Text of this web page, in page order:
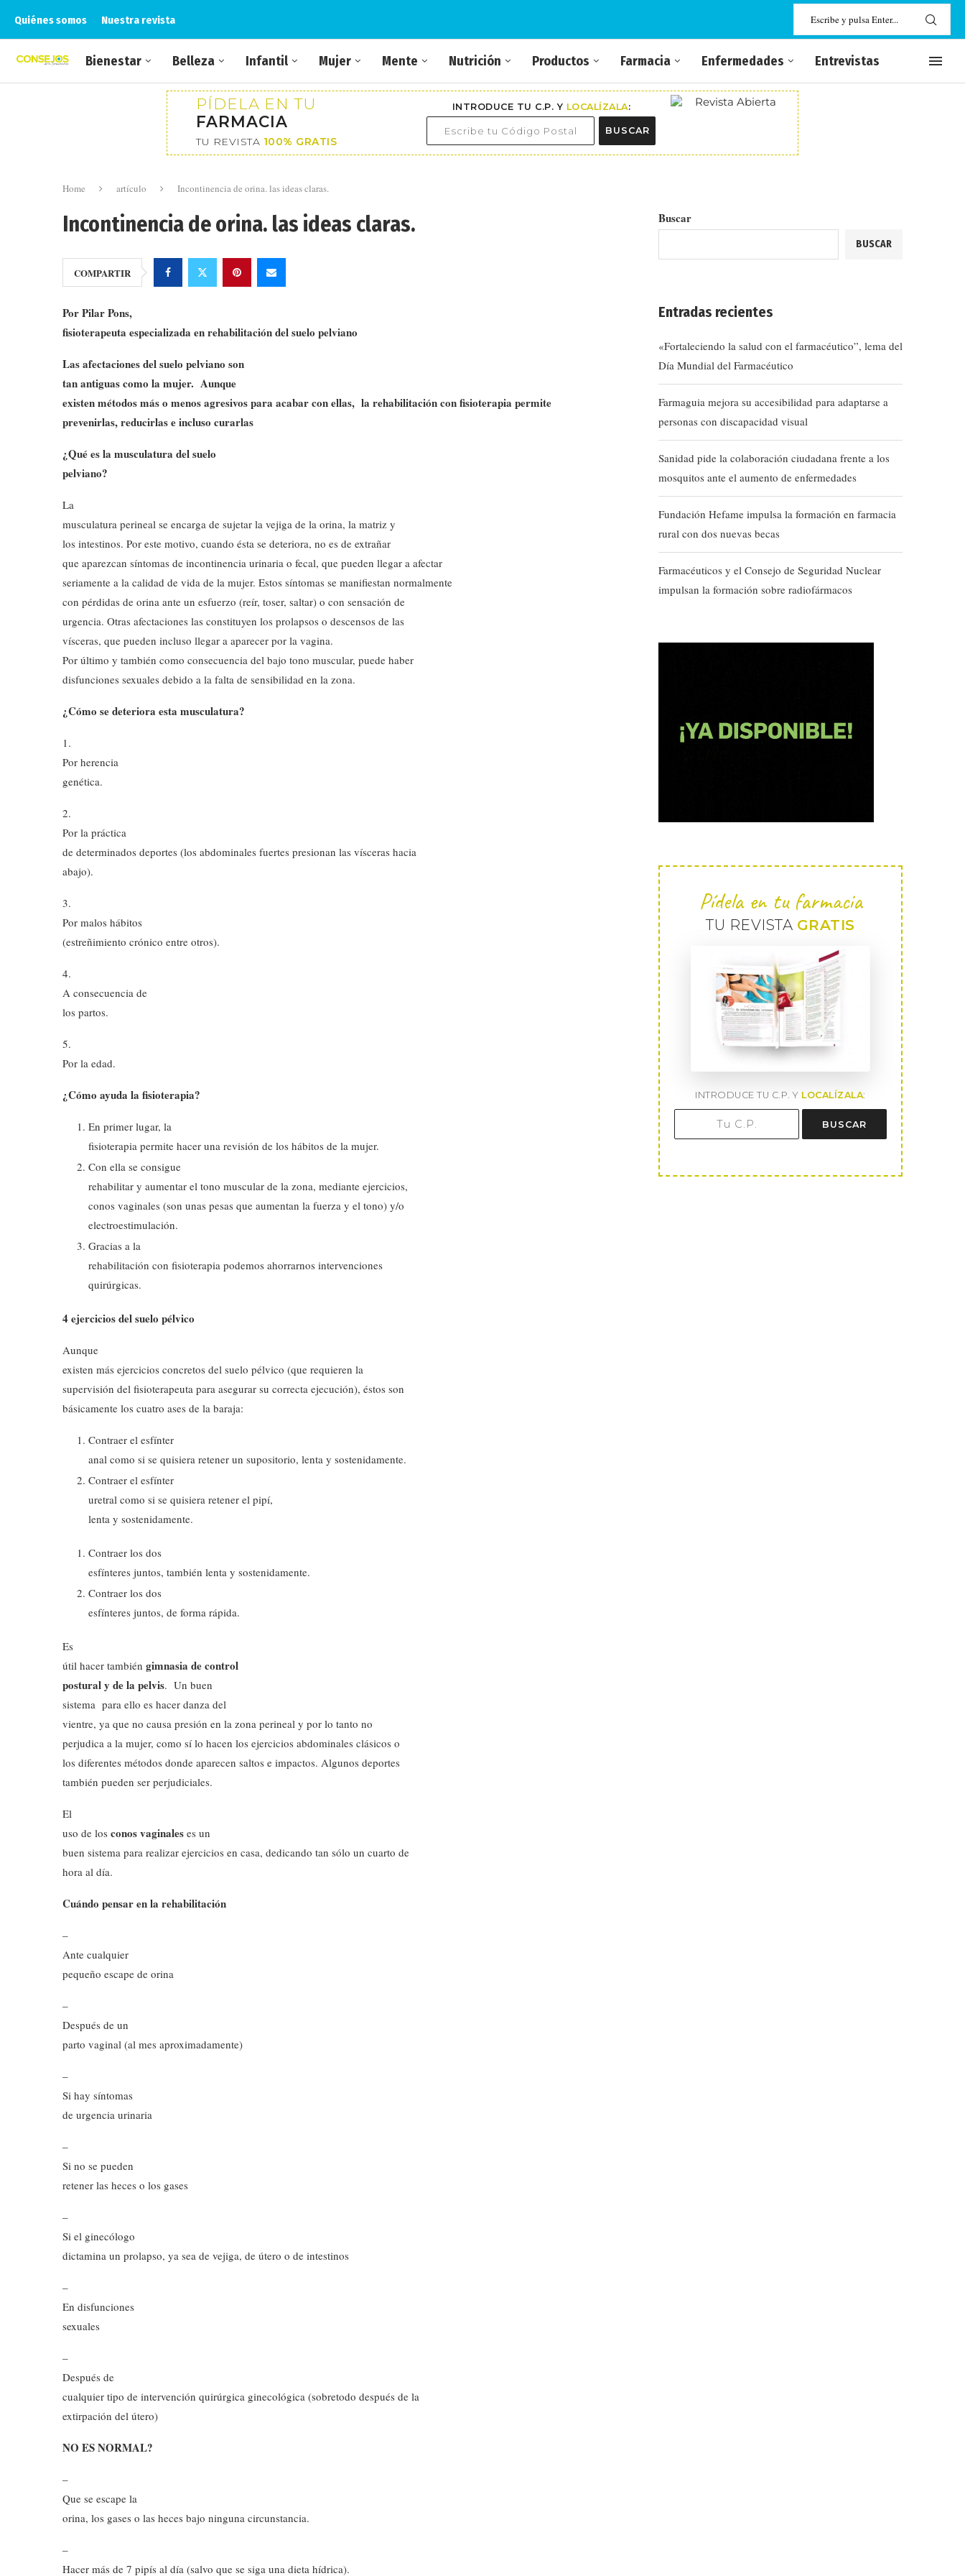
Quiénes somos Nuestra revista
Bienestar Belleza Infantil Mujer Mente Nutrición Productos Farmacia Enfermedades Entrevistas
PÍDELA EN TU
FARMACIA
TU REVISTA 100% GRATIS
INTRODUCE TU C.P. Y LOCALÍZALA:
BUSCAR
Home artículo Incontinencia de orina. las ideas claras.
Incontinencia de orina. las ideas claras.
COMPARTIR
Por Pilar Pons,
fisioterapeuta especializada en rehabilitación del suelo pelviano
Las afectaciones del suelo pelviano son
tan antiguas como la mujer. Aunque
existen métodos más o menos agresivos para acabar con ellas, la rehabilitación con fisioterapia permite
prevenirlas, reducirlas e incluso curarlas
¿Qué es la musculatura del suelo
pelviano?
La
musculatura perineal se encarga de sujetar la vejiga de la orina, la matriz y
los intestinos. Por este motivo, cuando ésta se deteriora, no es de extrañar
que aparezcan síntomas de incontinencia urinaria o fecal, que pueden llegar a afectar
seriamente a la calidad de vida de la mujer. Estos síntomas se manifiestan normalmente
con pérdidas de orina ante un esfuerzo (reír, toser, saltar) o con sensación de
urgencia. Otras afectaciones las constituyen los prolapsos o descensos de las
vísceras, que pueden incluso llegar a aparecer por la vagina.
Por último y también como consecuencia del bajo tono muscular, puede haber
disfunciones sexuales debido a la falta de sensibilidad en la zona.
¿Cómo se deteriora esta musculatura?
1.
Por herencia
genética.
2.
Por la práctica
de determinados deportes (los abdominales fuertes presionan las vísceras hacia
abajo).
3.
Por malos hábitos
(estreñimiento crónico entre otros).
4.
A consecuencia de
los partos.
5.
Por la edad.
¿Cómo ayuda la fisioterapia?
En primer lugar, la
fisioterapia permite hacer una revisión de los hábitos de la mujer.
Con ella se consigue
rehabilitar y aumentar el tono muscular de la zona, mediante ejercicios,
conos vaginales (son unas pesas que aumentan la fuerza y el tono) y/o
electroestimulación.
Gracias a la
rehabilitación con fisioterapia podemos ahorrarnos intervenciones
quirúrgicas.
4 ejercicios del suelo pélvico
Aunque
existen más ejercicios concretos del suelo pélvico (que requieren la
supervisión del fisioterapeuta para asegurar su correcta ejecución), éstos son
básicamente los cuatro ases de la baraja:
Contraer el esfínter
anal como si se quisiera retener un supositorio, lenta y sostenidamente.
Contraer el esfínter
uretral como si se quisiera retener el pipí,
lenta y sostenidamente.
Contraer los dos
esfínteres juntos, también lenta y sostenidamente.
Contraer los dos
esfínteres juntos, de forma rápida.
Es
útil hacer también gimnasia de control
postural y de la pelvis. Un buen
sistema para ello es hacer danza del
vientre, ya que no causa presión en la zona perineal y por lo tanto no
perjudica a la mujer, como sí lo hacen los ejercicios abdominales clásicos o
los diferentes métodos donde aparecen saltos e impactos. Algunos deportes
también pueden ser perjudiciales.
El
uso de los conos vaginales es un
buen sistema para realizar ejercicios en casa, dedicando tan sólo un cuarto de
hora al día.
Cuándo pensar en la rehabilitación
–
Ante cualquier
pequeño escape de orina
–
Después de un
parto vaginal (al mes aproximadamente)
–
Si hay síntomas
de urgencia urinaria
–
Si no se pueden
retener las heces o los gases
–
Si el ginecólogo
dictamina un prolapso, ya sea de vejiga, de útero o de intestinos
–
En disfunciones
sexuales
–
Después de
cualquier tipo de intervención quirúrgica ginecológica (sobretodo después de la
extirpación del útero)
NO ES NORMAL?
–
Que se escape la
orina, los gases o las heces bajo ninguna circunstancia.
–
Hacer más de 7 pipís al día (salvo que se siga una dieta hídrica).
Buscar
BUSCAR
Entradas recientes
«Fortaleciendo la salud con el farmacéutico”, lema del
Día Mundial del Farmacéutico
Farmaguia mejora su accesibilidad para adaptarse a
personas con discapacidad visual
Sanidad pide la colaboración ciudadana frente a los
mosquitos ante el aumento de enfermedades
Fundación Hefame impulsa la formación en farmacia
rural con dos nuevas becas
Farmacéuticos y el Consejo de Seguridad Nuclear
impulsan la formación sobre radiofármacos
Pídela en tu farmacia
TU REVISTA GRATIS
INTRODUCE TU C.P. Y LOCALÍZALA:
BUSCAR